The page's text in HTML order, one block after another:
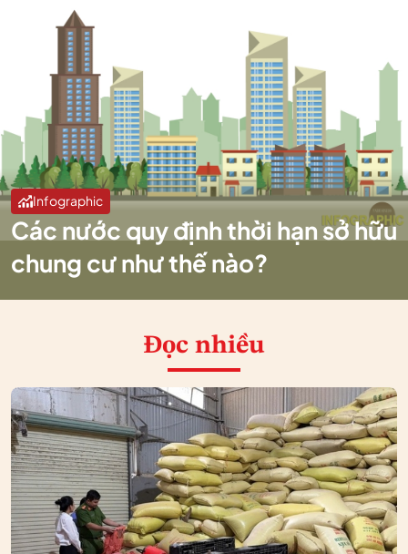
Infographic
Các nước quy định thời hạn sở hữu
chung cư như thế nào?
Đọc nhiều